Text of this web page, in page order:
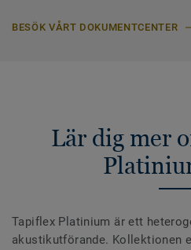
BESÖK VÅRT DOKUMENTCENTER
Lär dig mer
Tapiflex Platinium är ett
akustikutförande. Kollektionen